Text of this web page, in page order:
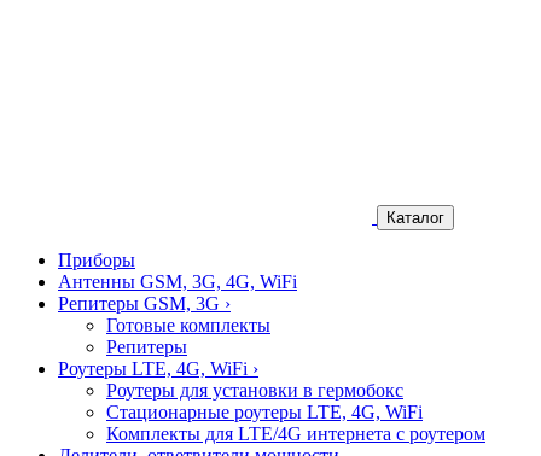
Каталог
Приборы
Антенны GSM, 3G, 4G, WiFi
Репитеры GSM, 3G ›
Готовые комплекты
Репитеры
Роутеры LTE, 4G, WiFi ›
Роутеры для установки в гермобокс
Стационарные роутеры LTE, 4G, WiFi
Комплекты для LTE/4G интернета с роутером